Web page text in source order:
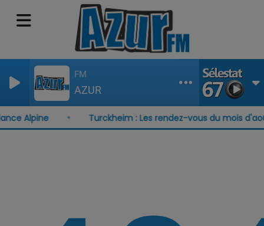
FM
AZUR
Alpine Turckheim : Les rendez-vous du mois